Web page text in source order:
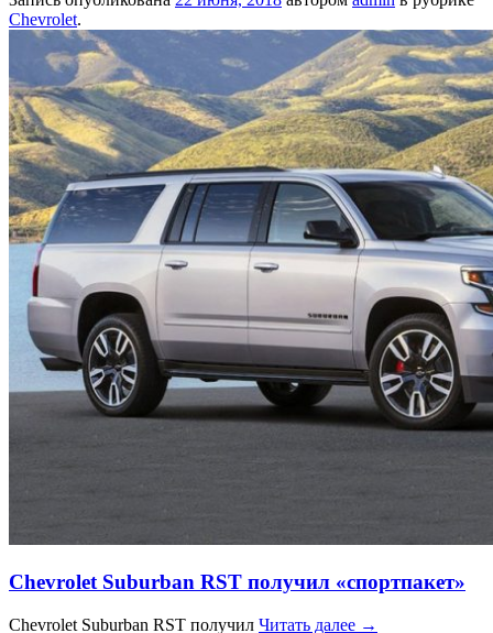
Chevrolet.
Chevrolet Suburban RST получил «спортпакет»
Chevrolet Suburban RST получил Читать далее →